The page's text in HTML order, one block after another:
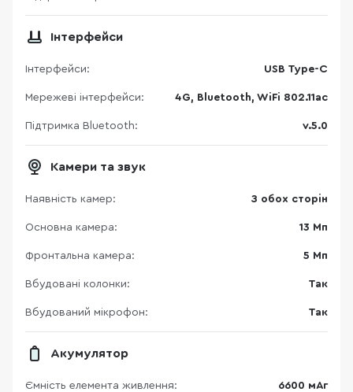
Інтерфейси
Інтерфейси: USB Type-C
Мережеві інтерфейси: 4G, Bluetooth, WiFi 802.11ac
Підтримка Bluetooth: v.5.0
Камери та звук
Наявність камер: З обох сторін
Основна камера: 13 Мп
Фронтальна камера: 5 Мп
Вбудовані колонки: Так
Вбудований мікрофон: Так
Акумулятор
Ємність елемента живлення: 6600 мАг